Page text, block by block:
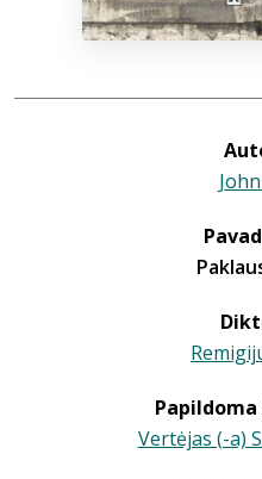
Vertėjas (-a)